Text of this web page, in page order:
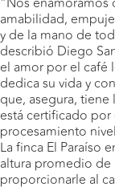
amabilidad,
y de la mano de
describió Diego
el amor por el café
dedica su vida y
que, asegura,
está certificado por
procesamiento
La finca El Paraíso
altura promedio de
proporcionarle al